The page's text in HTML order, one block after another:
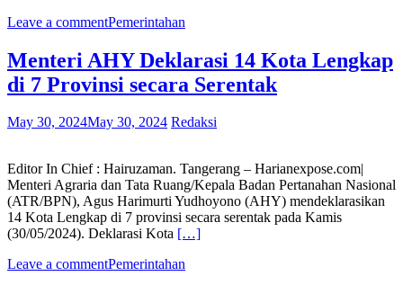
Leave a commentPemerintahan
Menteri AHY Deklarasi 14 Kota Lengkap
di 7 Provinsi secara Serentak
May 30, 2024May 30, 2024 Redaksi
Editor In Chief : Hairuzaman. Tangerang – Harianexpose.com|
Menteri Agraria dan Tata Ruang/Kepala Badan Pertanahan Nasional
(ATR/BPN), Agus Harimurti Yudhoyono (AHY) mendeklarasikan
14 Kota Lengkap di 7 provinsi secara serentak pada Kamis
(30/05/2024). Deklarasi Kota […]
Leave a commentPemerintahan